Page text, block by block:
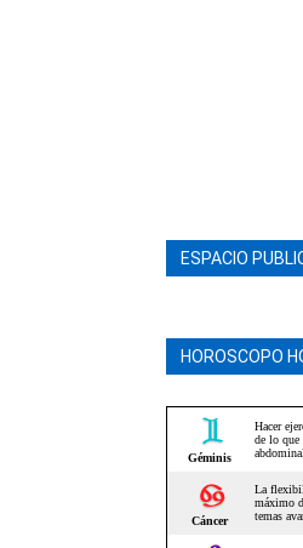
ESPACIO
HOROSCOPO